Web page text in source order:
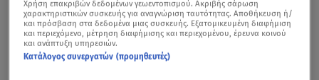
Τι είπε η αδελφή του προπονητή στην Ηλιούπολη / Βίντεο από την
εκπομπή Αλήθειες με τη Ζήνα
Χρήση επακριβών δεδομένων γεωεντοπισμού. Ακριβής σάρωση
χαρακτηριστικών συσκευής για αναγνώριση ταυτότητας. Αποθήκευση ή/
και πρόσβαση στα δεδομένα μιας συσκευής. Εξατομικευμένη διαφήμιση
και περιεχόμενο, μέτρηση διαφήμισης και περιεχομένου, έρευνα κοινού
και ανάπτυξη υπηρεσιών.
Κατάλογος συνεργατών (προμηθευτές)